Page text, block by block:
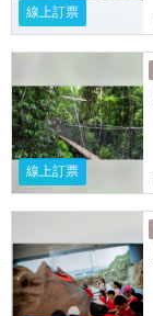
線上訂票
線上訂票